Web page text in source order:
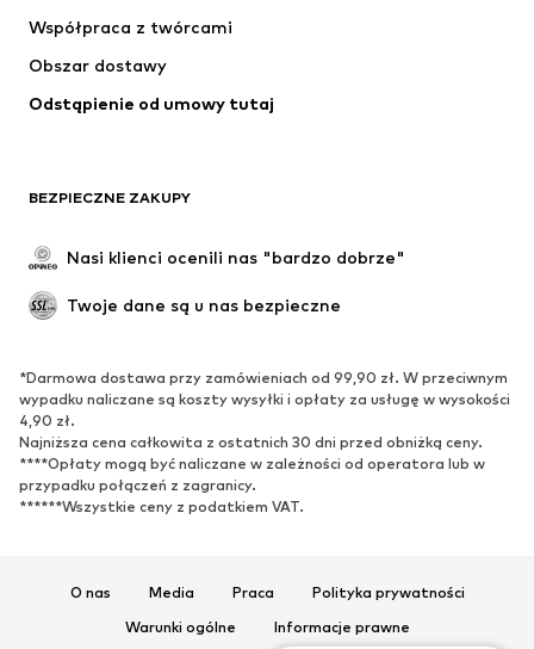
Kurtki
Bielizna
Płaszcze
Spódnice
Specjalne okazje
Nowości
Na czasie
Trampki & sneakersy
Czółenka & buty na obcasie
Kozaki
Sandały
Ekskluzywne
Współpraca z twórcami
Obszar dostawy
Odstąpienie od umowy tutaj
BEZPIECZNE ZAKUPY
Nasi klienci ocenili nas "bardzo dobrze"
Twoje dane są u nas bezpieczne
*Darmowa dostawa przy zamówieniach od 99,90 zł. W przeciwnym
wypadku naliczane są koszty wysyłki i opłaty za usługę w wysokości
4,90 zł.
Najniższa cena całkowita z ostatnich 30 dni przed obniżką ceny.
****Opłaty mogą być naliczane w zależności od operatora lub w
przypadku połączeń z zagranicy.
******Wszystkie ceny z podatkiem VAT.
O nas Media Praca
Polityka prywatności
Warunki ogólne
Informacje prawne